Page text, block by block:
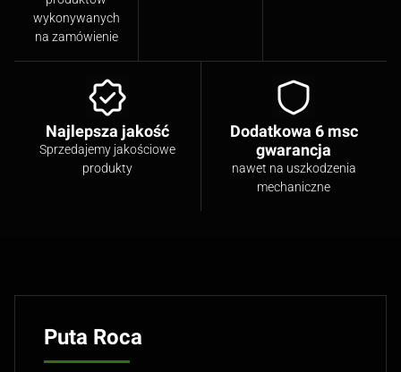
wykonywanych
na zamówienie
Najlepsza jakość
Sprzedajemy jakościowe
produkty
Dodatkowa 6 msc
gwarancja
nawet na uszkodzenia
mechaniczne
Puta Roca